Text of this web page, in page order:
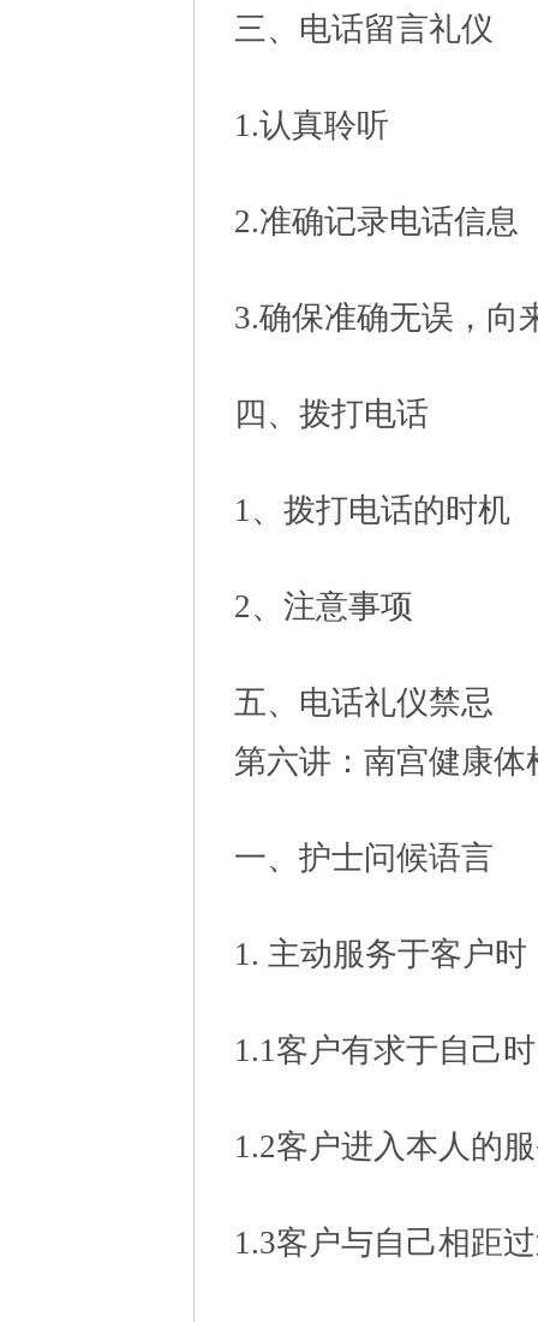
三、电话留言礼仪
1.认真聆听
2.准确记录电话信息
3.确保准确无误，向
四、拨打电话
1、拨打电话的时机
2、注意事项
五、电话礼仪禁忌
第六讲：南宫健康
一、护士问候语言
1. 主动服务于客户时
1.1客户有求于自己时
1.2客户进入本人的
1.3客户与自己相距